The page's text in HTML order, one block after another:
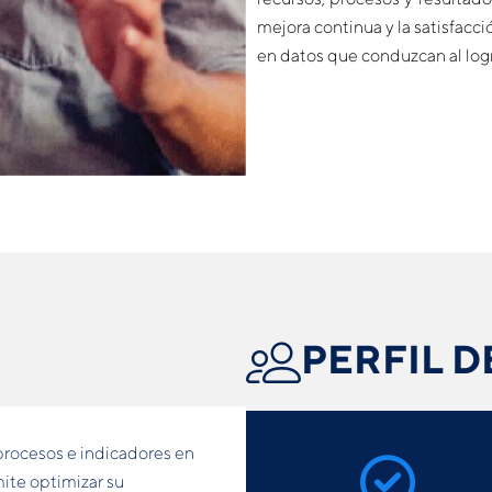
mejora continua y la
en datos que conduzcan al
e indicadores en
optimizar su
PERFIL